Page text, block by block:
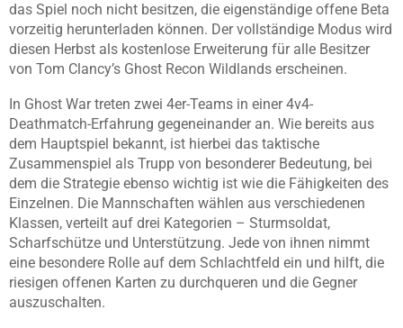
das Spiel noch nicht besitzen, die eigenständige offene Beta
vorzeitig herunterladen können. Der vollständige Modus wird
diesen Herbst als kostenlose Erweiterung für alle Besitzer
von Tom Clancy’s Ghost Recon Wildlands erscheinen.
In Ghost War treten zwei 4er-Teams in einer 4v4-
Deathmatch-Erfahrung gegeneinander an. Wie bereits aus
dem Hauptspiel bekannt, ist hierbei das taktische
Zusammenspiel als Trupp von besonderer Bedeutung, bei
dem die Strategie ebenso wichtig ist wie die Fähigkeiten des
Einzelnen. Die Mannschaften wählen aus verschiedenen
Klassen, verteilt auf drei Kategorien – Sturmsoldat,
Scharfschütze und Unterstützung. Jede von ihnen nimmt
eine besondere Rolle auf dem Schlachtfeld ein und hilft, die
riesigen offenen Karten zu durchqueren und die Gegner
auszuschalten.